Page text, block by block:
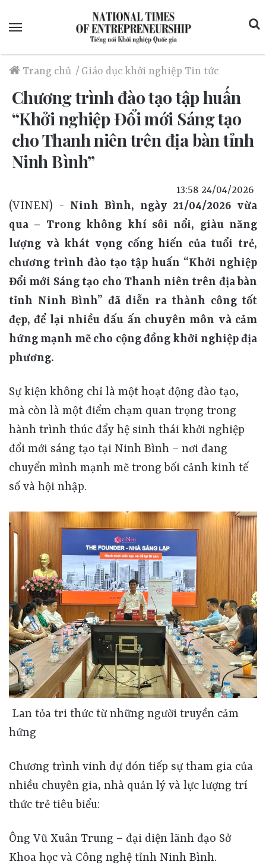
Trang chủ / Giáo dục khởi nghiệp Tin tức
Chương trình đào tạo tập huấn
“Khởi nghiệp Đổi mới Sáng tạo
cho Thanh niên trên địa bàn tỉnh
Ninh Bình”
13:58 24/04/2026
(VINEN) - Ninh Bình, ngày 21/04/2026 vừa
qua – Trong không khí sôi nổi, giàu năng
lượng và khát vọng cống hiến của tuổi trẻ,
chương trình đào tạo tập huấn “Khởi nghiệp
Đổi mới Sáng tạo cho Thanh niên trên địa bàn
tỉnh Ninh Bình” đã diễn ra thành công tốt
đẹp, để lại nhiều dấu ấn chuyên môn và cảm
hứng mạnh mẽ cho cộng đồng khởi nghiệp địa
phương.
Sự kiện không chỉ là một hoạt động đào tạo,
mà còn là một điểm chạm quan trọng trong
hành trình thúc đẩy hệ sinh thái khởi nghiệp
đổi mới sáng tạo tại Ninh Bình – nơi đang
chuyển mình mạnh mẽ trong bối cảnh kinh tế
số và hội nhập.
Lan tỏa tri thức từ những người truyền cảm
hứng
Chương trình vinh dự đón tiếp sự tham gia của
nhiều chuyên gia, nhà quản lý và lực lượng trí
thức trẻ tiêu biểu:
Ông Vũ Xuân Trung – đại diện lãnh đạo Sở
Khoa học và Công nghệ tỉnh Ninh Bình.